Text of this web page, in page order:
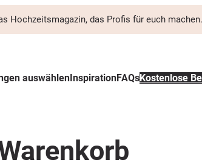
Hochzeitsmagazin, das Profis für euch machen.
auswählen InspirationFAQsKostenlose